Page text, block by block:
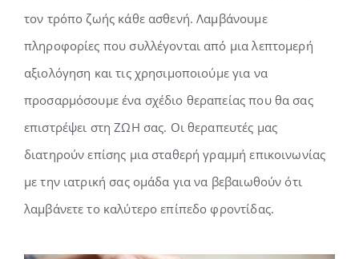
τον τρόπο ζωής κάθε ασθενή. Λαμβάνουμε
πληροφορίες που συλλέγονται από μια λεπτομερή
αξιολόγηση και τις χρησιμοποιούμε για να
προσαρμόσουμε ένα σχέδιο θεραπείας που θα σας
επιστρέψει στη ΖΩΗ σας. Οι θεραπευτές μας
διατηρούν επίσης μια σταθερή γραμμή επικοινωνίας
με την ιατρική σας ομάδα για να βεβαιωθούν ότι
λαμβάνετε το καλύτερο επίπεδο φροντίδας.